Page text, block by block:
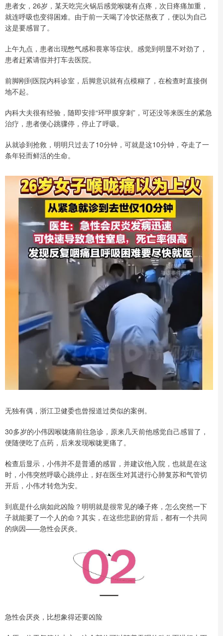
患者女，26岁，某天吃完火锅后感觉喉咙有点疼，次日疼痛加重，
就连呼吸也变得困难。由于前一天喝了冷饮还熬夜了，便以为自己
这是要感冒了。
上午九点，患者出现憋气感和畏寒等症状。感觉到明显不对劲了，
患者赶紧请假并打车去医院。
前脚刚到医院内科诊室，后脚意识就有点模糊了，在检查时直接倒
地不起。
内科大夫很有经验，随即安排“环甲膜穿刺”，可还没等来医生的紧急
治疗，患者便心跳骤停，停止了呼吸。
从就诊到抢救，明明只过去了10分钟，可就是这10分钟，夺走了一
条年轻而鲜活的生命。
无独有偶，浙江卫健委也曾报道过类似的案例。
30多岁的小伟因喉咙痛前往急诊，原来几天前他感觉自己感冒了，
便随便吃了点药，后来发现喉咙更痛了。
检查后显示，小伟并不是普通的感冒，并建议他入院，也就是在这
时，小伟突然呼吸心跳停止，好在医生对其进行心肺复苏和气管切
开后，小伟才转危为安。
到底是什么病如此凶险？明明就是很常见的嗓子疼，怎么突然一下
子就能要了一个人的命？其实，在这些悲剧的背后，都有一个共同
的病因——急性会厌炎。
急性会厌炎，比想象得还要凶险